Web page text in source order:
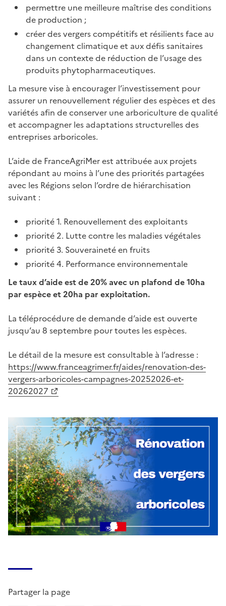
permettre une meilleure maîtrise des conditions
de production ;
créer des vergers compétitifs et résilients face au
changement climatique et aux défis sanitaires
dans un contexte de réduction de l’usage des
produits phytopharmaceutiques.
La mesure vise à encourager l’investissement pour
assurer un renouvellement régulier des espèces et des
variétés afin de conserver une arboriculture de qualité
et accompagner les adaptations structurelles des
entreprises arboricoles.
L’aide de FranceAgriMer est attribuée aux projets
répondant au moins à l’une des priorités partagées
avec les Régions selon l’ordre de hiérarchisation
suivant :
priorité 1. Renouvellement des exploitants
priorité 2. Lutte contre les maladies végétales
priorité 3. Souveraineté en fruits
priorité 4. Performance environnementale
Le taux d’aide est de 20% avec un plafond de 10ha
par espèce et 20ha par exploitation.
La téléprocédure de demande d’aide est ouverte
jusqu’au 8 septembre pour toutes les espèces.
Le détail de la mesure est consultable à l’adresse :
https://www.franceagrimer.fr/aides/renovation-des-
vergers-arboricoles-campagnes-20252026-et-
20262027
Partager la page